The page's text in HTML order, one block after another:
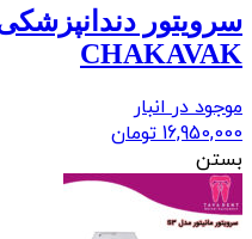
CHAKAVAK
موجود در انبار
16,950,000 تومان
بستن